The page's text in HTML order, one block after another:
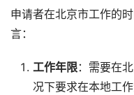
申请者在北京市工作的
言：
工作年限：需要在
况下要求在本地工作